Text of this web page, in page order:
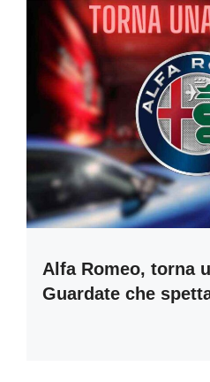
Alfa Romeo, torna
Guardate che